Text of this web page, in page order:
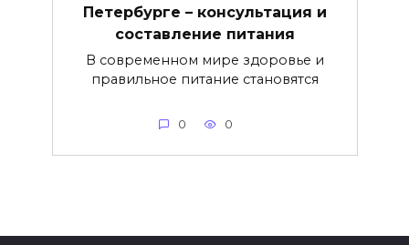
Петербурге – консультация и
составление питания
В современном мире здоровье и
правильное питание становятся
0 0